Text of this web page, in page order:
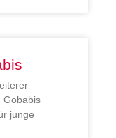
Gobabis
junge